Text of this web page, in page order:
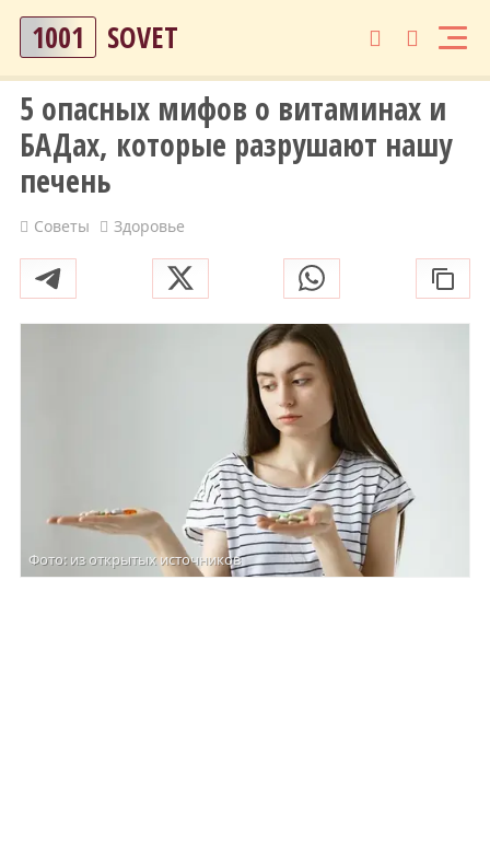
1001 SOVET
5 опасных мифов о витаминах и
БАДах, которые разрушают нашу
печень
Советы Здоровье
Фото: из открытых источников